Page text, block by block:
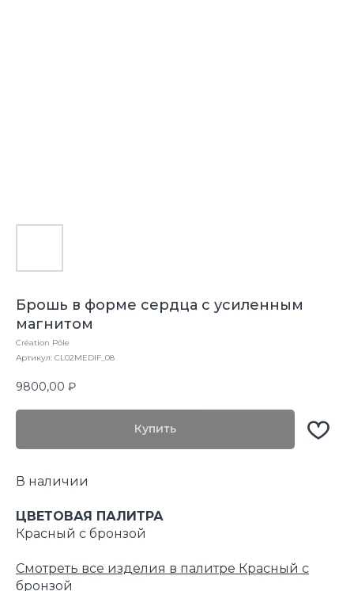
Брошь в форме сердца с усиленным
магнитом
Création Pôle
Артикул: CL02MEDIF_08
9800,00 ₽
Купить
В наличии
ЦВЕТОВАЯ ПАЛИТРА
Красный с бронзой
Смотреть все изделия в палитре Красный с
бронзой